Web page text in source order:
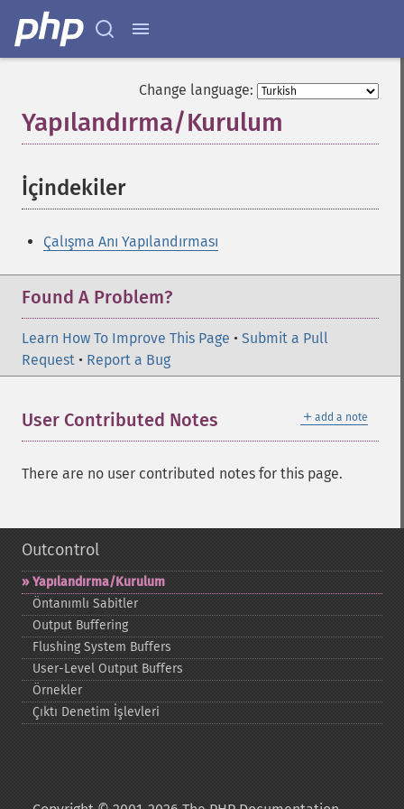
Change language:
Yapılandırma/Kurulum
İçindekiler¶
Çalışma Anı Yapılandırması
Found A Problem?
Learn How To Improve This Page • Submit a Pull
Request • Report a Bug
＋ add a note
User Contributed Notes
There are no user contributed notes for this page.
Outcontrol
Yapılandırma/Kurulum
Öntanımlı Sabitler
Output Buffering
Flushing System Buffers
User-​Level Output Buffers
Örnekler
Çıktı Denetim İşlevleri